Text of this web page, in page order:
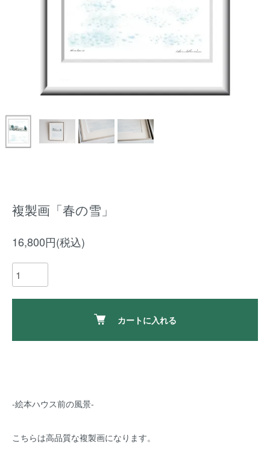
複製画「春の雪」
16,800円(税込)
カートに入れる
-絵本ハウス前の風景-
こちらは高品質な複製画になります。